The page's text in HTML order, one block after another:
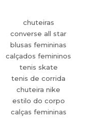
chuteiras
converse all star
blusas femininas
calçados femininos
tenis skate
tenis de corrida
chuteira nike
estilo do corpo
calças femininas